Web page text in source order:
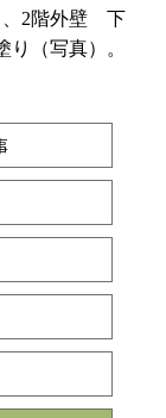
、2階外壁 下
（写真）。